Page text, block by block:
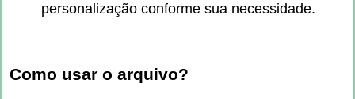
personalização conforme sua necessidade.
Como usar o arquivo?